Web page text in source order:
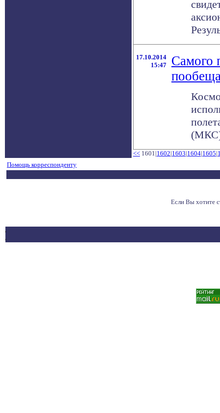
17.10.2014
15:47
Самого
(МКС)
<< 1601|1602|1603|1604|1605|
Помощь корреспонденту
Если Вы хотите